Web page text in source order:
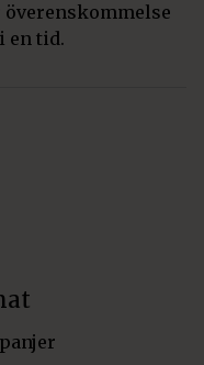
en tid.